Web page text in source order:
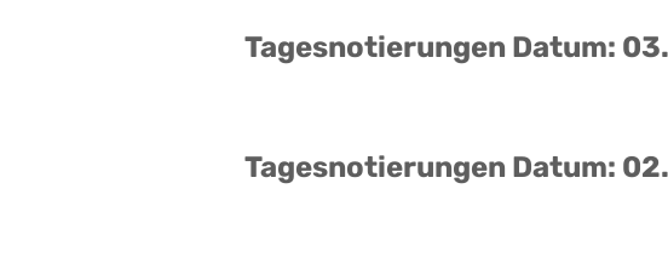
Tagesnotierungen Datum:
Tagesnotierungen Datum: